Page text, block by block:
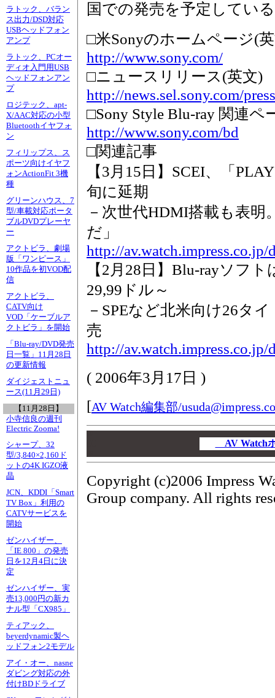
ラトック、バラン
ス出力/DSD対応
USBヘッドフォン
アンプ
ラトック、PCオー
ディオ入門用USB
ヘッドフォンアン
プ
ロジテック、apt-
X/AAC対応の小型
Bluetoothイヤフォ
ン
フィリップス、ス
ポーツ向けイヤフ
ォンActionFit 3機
種
グリーンハウス、7
型/車載対応ポータ
ブルDVDプレーヤ
ー
アクトビラ、劇場
版「ワンピース」
10作品を初VOD配
信
アクトビラ、
CATV向け
VOD「ケーブルア
クトビラ」を開始
「Blu-ray/DVD発売
日一覧」11月28日
の更新情報
ダイジェストニュ
ース(11月29日)
【11月28日】
小寺信良の週刊
Electric Zooma!
シャープ、32
型/3,840×2,160ド
ットの4K IGZO液
晶
JCN、KDDI「Smart
TV Box」利用の
CATVサービスを
開始
ゼンハイザー、
「IE 800」の発売
日を12月4日に決
定
ゼンハイザー、実
売13,000円の新カ
ナル型「CX985」
ティアック、
beyerdynamic製ヘ
ッドフォン2モデル
アイ・オー、nasne
ダビング対応の外
付けBDドライブ
国での発売を予定してい
□米Sonyのホームページ(
http://www.sony.com/
□ニュースリリース(英文)
http://news.sel.sony.com/
□Sony Style Blu-ray 関連ペ
http://www.sony.com/bd
□関連記事
【3月15日】SCEI、「
旬に延期
－次世代HDMI搭載も表
だ」
http://
【2月28日】Blu-rayソフ
29,99ドル～
－SPEなど北米向け26タ
売
http://
( 2006年3月17日 )
[AV Watch編集部/
AV Watch
Copyright (c)2006 Impress
Group company. All rights